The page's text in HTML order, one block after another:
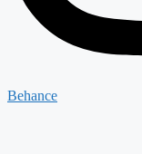
Behance